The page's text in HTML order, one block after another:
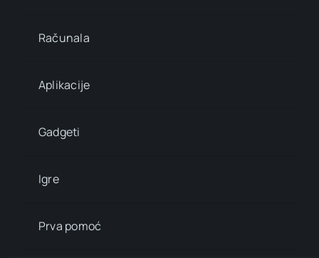
Računala
Aplikacije
Gadgeti
Igre
Prva pomoć